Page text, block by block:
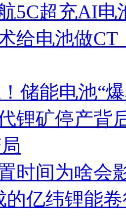
5C超充AI电
给电池做
储能电池“
锂矿停产背
时间为啥会
的亿纬锂能